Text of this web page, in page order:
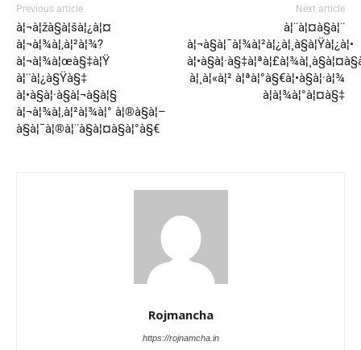
Previous article
à¦¬à¦žà§à¦šà¦¿à¦¤
à¦¬à¦¾à¦‚à¦²à¦¾?
à¦¬à¦¾à¦œà§‡à¦Ÿ
à¦¨à¦¿à§Ÿà§‡
à¦•à§à¦·à§à¦¬à§à¦§
à¦¬à¦¾à¦‚à¦²à¦¾à¦° à¦®à§à¦–
à§à¦¯à¦®à¦¨à§à¦¤à§à¦°à§€
Next article
à¦¨à¦¤à§à¦¨
à¦¬à§à¦¯à¦¾à¦²à¦¿à¦¸à§à¦Ÿà¦¿à¦•
à¦¸à¦«à¦² à¦ªà¦°à§€à¦•à§à¦·à¦¾
à¦­à¦¾à¦°à¦¤à§‡
Rojmancha
https://rojnamcha.in